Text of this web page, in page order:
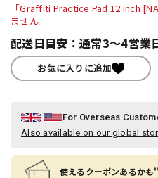
「Graffiti Practice Pad 12 inch
ません。
配送日目安：通常3～4営業
お気に入りに追加
For Overseas
Also available on our global
使えるクーポンあるか